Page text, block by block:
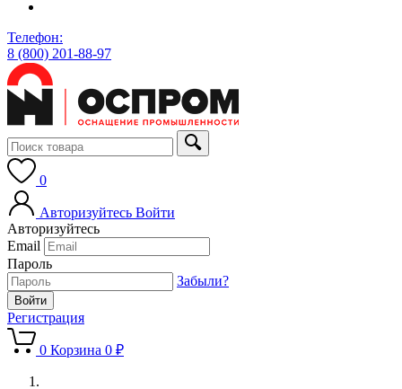
Телефон:
8 (800) 201-88-97
0
Авторизуйтесь Войти
Авторизуйтесь
Email
Пароль
Забыли?
Регистрация
0 Корзина 0 ₽